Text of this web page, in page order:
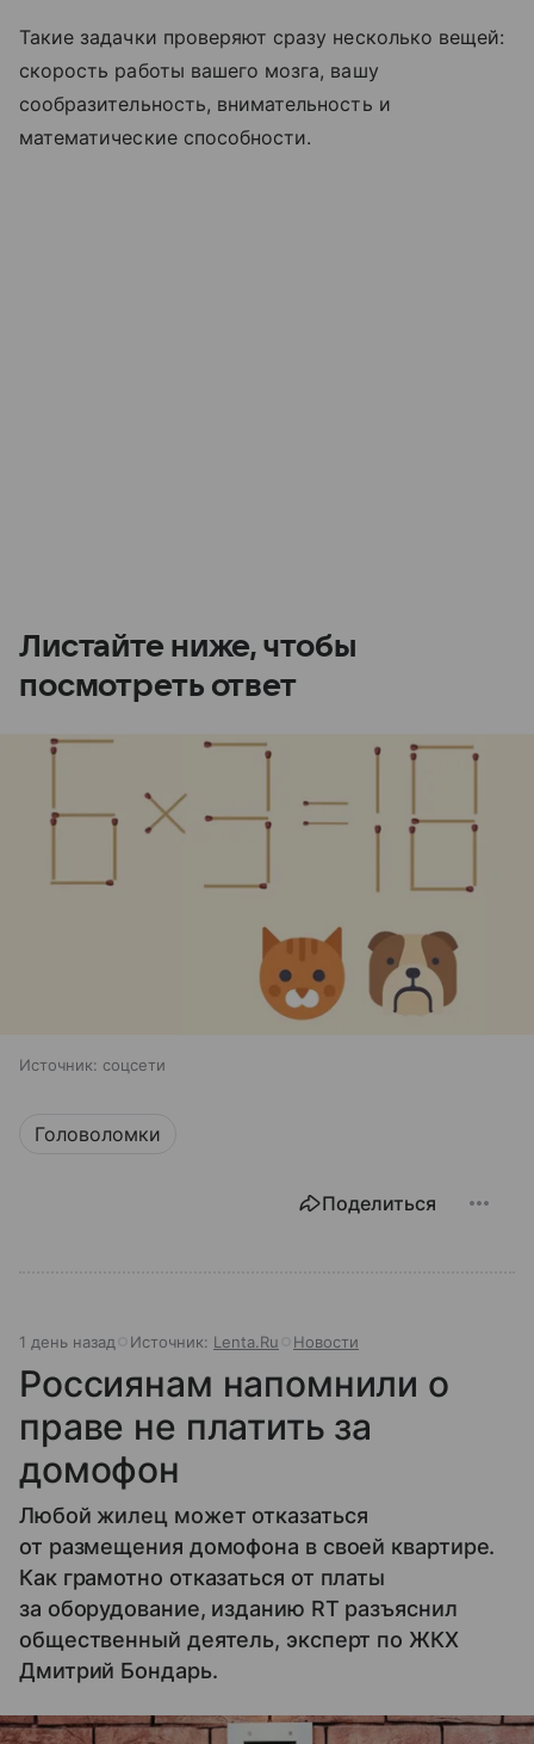
Такие задачки проверяют сразу несколько вещей:
скорость работы вашего мозга, вашу
сообразительность, внимательность и
математические способности.
Листайте ниже, чтобы
посмотреть ответ
Источник: соцсети
Головоломки
Поделиться
1 день назад Источник: Lenta.Ru Новости
Россиянам напомнили о
праве не платить за
домофон
Любой жилец может отказаться
от размещения домофона в своей квартире.
Как грамотно отказаться от платы
за оборудование, изданию RT разъяснил
общественный деятель, эксперт по ЖКХ
Дмитрий Бондарь.